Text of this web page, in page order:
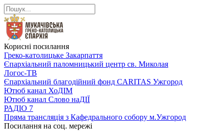
Корисні посилання
Греко-католицьке Закарпаття
Єпархіальний паломницький центр св. Миколая
Логос-ТВ
Єпархіальний благодійний фонд CARITAS Ужгород
Ютюб канал ХоДІМ
Ютюб канал Слово наДІЇ
РАДІО 7
Пряма трансляція з Кафедрального собору м.Ужгород
Посилання на соц. мережі